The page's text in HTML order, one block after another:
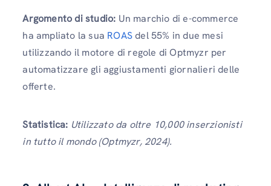
Argomento di studio: Un marchio di e-commerce
ha ampliato la sua ROASdel 55% in due mesi
utilizzando il motore di regole di Optmyzr per
automatizzare gli aggiustamenti giornalieri delle
offerte.
Statistica: Utilizzato da oltre 10,000 inserzionisti
in tutto il mondo (Optmyzr, 2024).